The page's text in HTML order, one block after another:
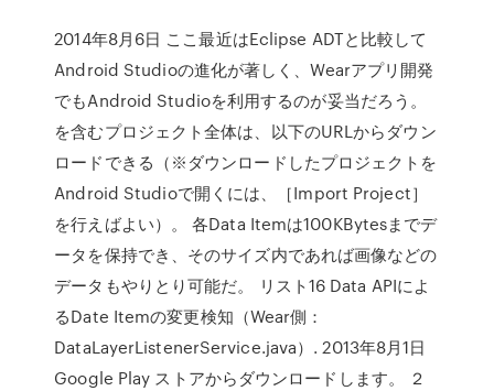
2014年8月6日 ここ最近はEclipse ADTと比較して
Android Studioの進化が著しく、Wearアプリ開発
でもAndroid Studioを利用するのが妥当だろう。
を含むプロジェクト全体は、以下のURLからダウン
ロードできる（※ダウンロードしたプロジェクトを
Android Studioで開くには、［Import Project］
を行えばよい）。 各Data Itemは100KBytesまでデ
ータを保持でき、そのサイズ内であれば画像などの
データもやりとり可能だ。 リスト16 Data APIによ
るDate Itemの変更検知（Wear側：
DataLayerListenerService.java）. 2013年8月1日
Google Play ストア‎からダウンロードします。 ２